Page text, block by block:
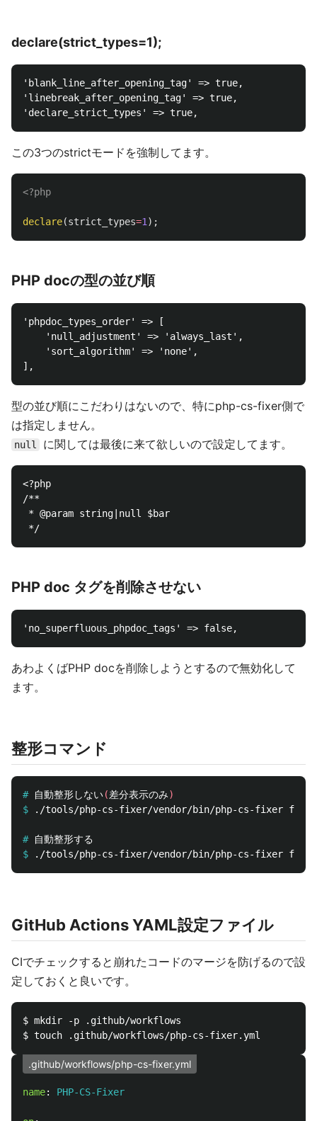
declare(strict_types=1);
'blank_line_after_opening_tag' => true,
'linebreak_after_opening_tag' => true,
この3つのstrictモードを強制してます。
<?php
declare(strict_types=1 );
PHP docの型の並び順
'phpdoc_types_order' => [
    'null_adjustment' => 'always_last',
    'sort_algorithm' => 'none',
型の並び順にこだわりはないので、特にphp-cs-fixer側で
は指定しません。
null に関しては最後に来て欲しいので設定してます。
<?php
/**
* @param string|null $bar
PHP doc タグを削除させない
あわよくばPHP docを削除しようとするので無効化して
ます。
整形コマンド
# 自動整形しない(差分表示のみ)
$
./tools/php-cs-fixer/vendor/bin/php-cs-fixer fix
#
$
./tools/php-cs-fixer/vendor/bin/php-cs-fixer fix
GitHub Actions YAML設定ファイル
CIでチェックすると崩れたコードのマージを防げるので設
定しておくと良いです。
$ mkdir -p .github/workflows
.github/workflows/php-cs-fixer.yml
name: PHP-CS-Fixer